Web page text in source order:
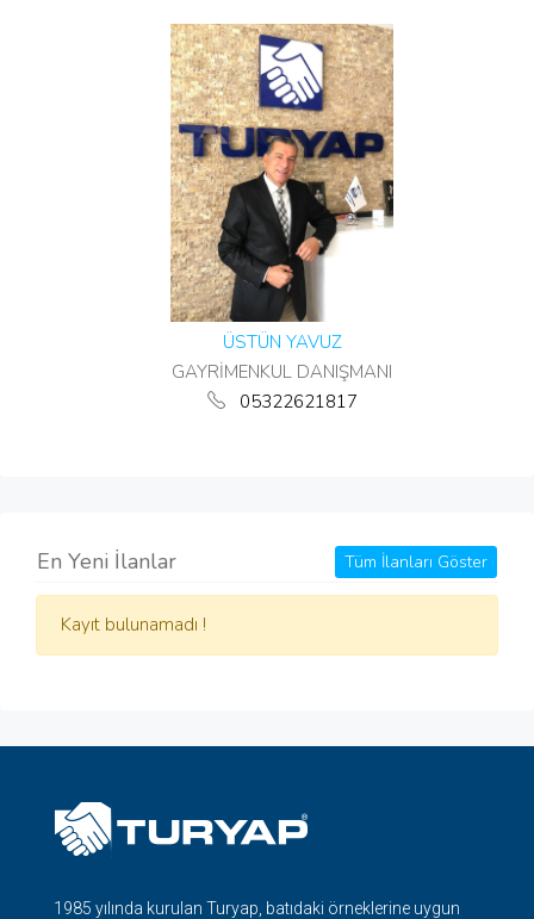
ÜSTÜN YAVUZ
GAYRİMENKUL DANIŞMANI
05322621817
En Yeni İlanlar Tüm İlanları Göster
Kayıt bulunamadı !
1985 yılında kurulan Turyap, batıdaki örneklerine uygun